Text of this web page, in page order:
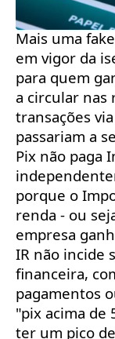
Mais uma
em vigor da
para quem
a circular nas
transações
passariam a
Pix não paga
porque o
renda - ou
empresa
IR não incide
financeira,
pagamentos
"pix acima de
ter um pico